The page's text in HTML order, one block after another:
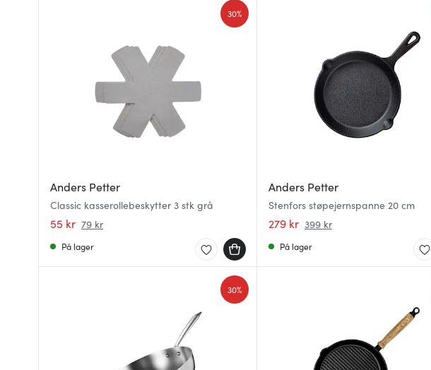
Anders Petter
Classic kasserollebeskytter 3 stk grå
55 kr 79 kr
30%
På lager
Anders Petter
Stenfors støpejernspanne 20 cm
279 kr 399 kr
På lager
30%